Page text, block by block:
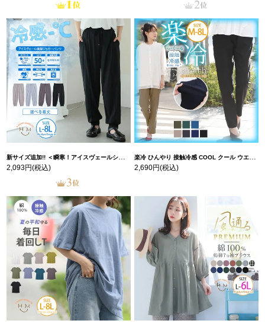
新サイズ追加!! ＜瞬寒！アイスヴェールシリーズ＞ 美脚 ジョガーパンツ 【ウェストゴム】 【ストレッチ】 | 大きいサイズの通販ならハッピーマリリン
2,093円(税込)
楽冷 ひんやり 接触冷感 COOL クール ウエストゴム 楽ちん ストレッチ 美脚 レギパン 【ストレッチ】 | 大きいサイズの通販ならハッピーマリリン
2,690円(税込)